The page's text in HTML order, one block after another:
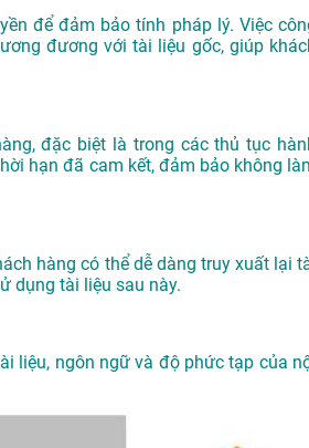
để đảm bảo tính pháp lý. Việc
đương với tài liệu gốc, giúp
đặc biệt là trong các thủ tục
hạn đã cam kết, đảm bảo không
hàng có thể dễ dàng truy xuất lại
dụng tài liệu sau này.
liệu, ngôn ngữ và độ phức tạp của